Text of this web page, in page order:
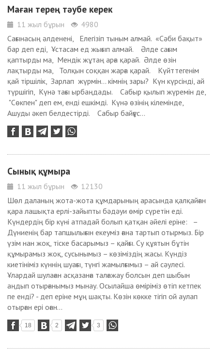
Маған терең тәубе керек
11 жыл бұрын
4980
Сағынасың әлденені, Елегізіп тыным алмай. «Сәби бақыт»
бар деп еді, Ұстасам ед жығып алмай. Әлде сағым
қаптырды ма, Мендік жұтаң арға қарай. Әлде өзін
лақтырды ма, Толқын соққан жарға қарай. Күйттегенім
қай тіршілік, Зарлап жүрмін... кімнің зары? Күн күрсінді, ай
түршігіп, Күнә тағы ырбаңдады. Сабыр қылып жүремін де,
"Сөкпен" деп ем, енді ешкімді. Күнә өзінің кілемінде,
Ашуды әкеп белдестірді. Сабыр байғұс...
Сынық құмыра
11 жыл бұрын
12130
Шөл даланың жота-жота құмдарының арасында қалқайған
қара лашықта ерлі-зайыпты бәдәуи өмір сүретін еді.
Күндердің бір күні атпадай болып қатқан әйелі еріне: –
Дүниенің бар тапшылығын екеуміз ғана тартып отырмыз. Бір
үзім нан жоқ, тіске басарымыз – қайғы. Су құятын бұтін
құмырамыз жоқ, сусынымыз – көзіміздің жасы. Күндіз
киетініміз күннің шуағы, түнгі жамылғымыз – ай сәулесі.
Ұлардай шулаған асқазанға талғажау болсын деп шыбын
аңдып отырғанымыз мынау. Осылайша өміріміз өтіп кетпек
пе енді? - деп еріне мұң шақты. Көзін көкке тігіп ой аулап
отырған ері оған...
18 2 3